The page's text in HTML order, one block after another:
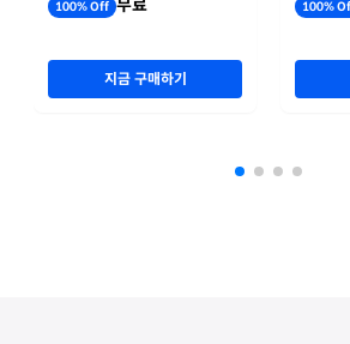
100% Off 무료
지금 구매하기
100%